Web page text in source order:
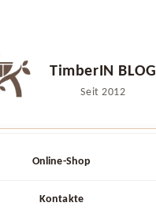
TimberIN BLOG
Seit 2012
Online-Shop
Kontakte